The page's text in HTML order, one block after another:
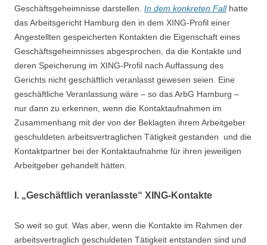
Geschäftsgeheimnisse darstellen. In dem konkreten Fall hatte
das Arbeitsgericht Hamburg den in dem XING-Profil einer
Angestellten gespeicherten Kontakten die Eigenschaft eines
Geschäftsgeheimnisses abgesprochen, da die Kontakte und
deren Speicherung im XING-Profil nach Auffassung des
Gerichts nicht geschäftlich veranlasst gewesen seien. Eine
geschäftliche Veranlassung wäre – so das ArbG Hamburg –
nur dann zu erkennen, wenn die Kontaktaufnahmen im
Zusammenhang mit der von der Beklagten ihrem Arbeitgeber
geschuldeten arbeitsvertraglichen Tätigkeit gestanden und die
Kontaktpartner bei der Kontaktaufnahme für ihren jeweiligen
Arbeitgeber gehandelt hätten.
I. „Geschäftlich veranlasste“ XING-Kontakte
So weit so gut. Was aber, wenn die Kontakte im Rahmen der
arbeitsvertraglich geschuldeten Tätigkeit entstanden sind und